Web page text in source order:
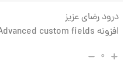
درود رضای عزیز
افزونه Advanced custom fields بروزرسانی شد.
۰